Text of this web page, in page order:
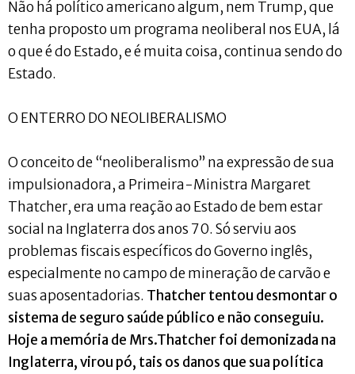
Não há político americano algum, nem Trump, que
tenha proposto um programa neoliberal nos EUA, lá
o que é do Estado, e é muita coisa, continua sendo do
Estado.
O ENTERRO DO NEOLIBERALISMO
O conceito de “neoliberalismo” na expressão de sua
impulsionadora, a Primeira-Ministra Margaret
Thatcher, era uma reação ao Estado de bem estar
social na Inglaterra dos anos 70. Só serviu aos
problemas fiscais específicos do Governo inglês,
especialmente no campo de mineração de carvão e
suas aposentadorias. Thatcher tentou desmontar o
sistema de seguro saúde público e não conseguiu.
Hoje a memória de Mrs.Thatcher foi demonizada na
Inglaterra, virou pó, tais os danos que sua política